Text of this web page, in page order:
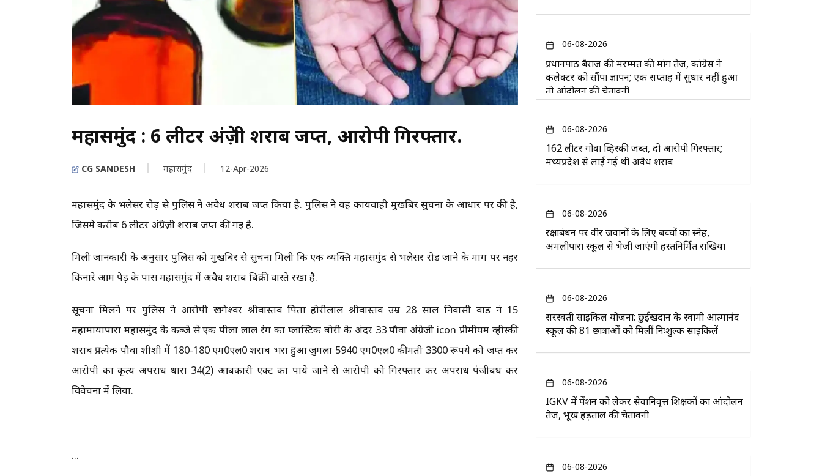
महासमुंद : 6 लीटर अंग्रेज़ी शराब जप्त, आरोपी गिरफ्तार.
CG SANDESH महासमुंद 12-Apr-2026
महासमुंद के भलेसर रोड़ से पुलिस ने अवैध शराब जप्त किया है. पुलिस ने यह कार्यवाही मुखबिर सुचना के आधार पर की है,
जिसमे करीब 6 लीटर अंग्रेज़ी शराब जप्त की गई है.
मिली जानकारी के अनुसार पुलिस को मुखबिर से सुचना मिली कि एक व्यक्ति महासमुंद से भलेसर रोड़ जाने के मार्ग पर नहर
किनारे आम पेड़ के पास महासमुंद में अवैध शराब बिक्री वास्ते रखा है.
सूचना मिलने पर पुलिस ने आरोपी खगेश्वर श्रीवास्तव पिता होरीलाल श्रीवास्तव उम्र 28 साल निवासी वार्ड नं 15
महामायापारा महासमुंद के कब्जे से एक पीला लाल रंग का प्लास्टिक बोरी के अंदर 33 पौवा अंग्रेजी icon प्रीमीयम व्हीस्की
शराब प्रत्येक पौवा शीशी में 180-180 एम0एल0 शराब भरा हुआ जुमला 5940 एम0एल0 कीमती 3300 रूपये को जप्त कर
आरोपी का कृत्य अपराध धारा 34(2) आबकारी एक्ट का पाये जाने से आरोपी को गिरफ्तार कर अपराध पंजीबध कर
विवेचना में लिया.
...
06-08-2026
प्रधानपाठ बैराज की मरम्मत की मांग तेज, कांग्रेस ने
कलेक्टर को सौंपा ज्ञापन; एक सप्ताह में सुधार नहीं हुआ
तो आंदोलन की चेतावनी
06-08-2026
162 लीटर गोवा व्हिस्की जब्त, दो आरोपी गिरफ्तार;
मध्यप्रदेश से लाई गई थी अवैध शराब
06-08-2026
रक्षाबंधन पर वीर जवानों के लिए बच्चों का स्नेह,
अमलीपारा स्कूल से भेजी जाएंगी हस्तनिर्मित राखियां
06-08-2026
सरस्वती साइकिल योजना: छुईखदान के स्वामी आत्मानंद
स्कूल की 81 छात्राओं को मिलीं निःशुल्क साइकिलें
06-08-2026
IGKV में पेंशन को लेकर सेवानिवृत्त शिक्षकों का आंदोलन
तेज, भूख हड़ताल की चेतावनी
06-08-2026